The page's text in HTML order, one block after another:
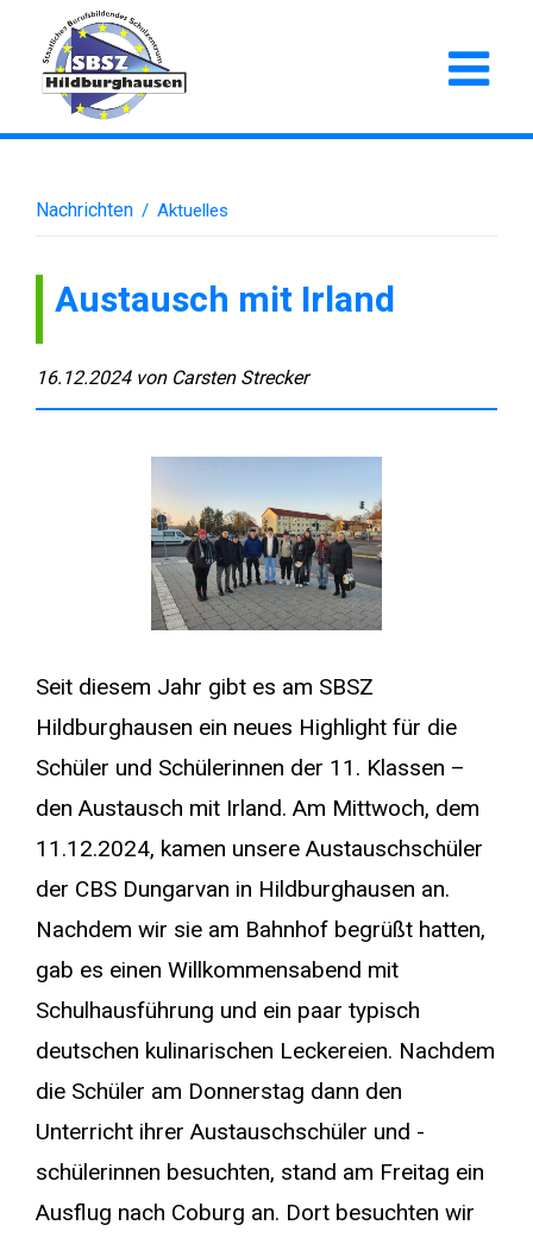
Nachrichten / Aktuelles
Austausch mit Irland
16.12.2024 von Carsten Strecker
Seit diesem Jahr gibt es am SBSZ
Hildburghausen ein neues Highlight für die
Schüler und Schülerinnen der 11. Klassen –
den Austausch mit Irland. Am Mittwoch, dem
11.12.2024, kamen unsere Austauschschüler
der CBS Dungarvan in Hildburghausen an.
Nachdem wir sie am Bahnhof begrüßt hatten,
gab es einen Willkommensabend mit
Schulhausführung und ein paar typisch
deutschen kulinarischen Leckereien. Nachdem
die Schüler am Donnerstag dann den
Unterricht ihrer Austauschschüler und -
schülerinnen besuchten, stand am Freitag ein
Ausflug nach Coburg an. Dort besuchten wir